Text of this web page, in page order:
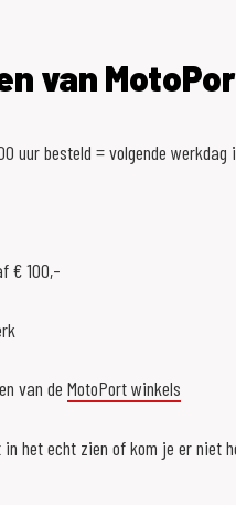
van
uur besteld = volgende werkdag
€ 100,-
van de MotoPort winkels
in het echt zien of kom je er niet